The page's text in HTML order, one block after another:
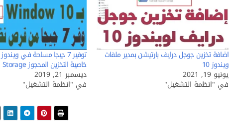
اضافة تخزين جوجل درايف بارتيشن بمدير ملفات
ويندوز 10
يونيو 19, 2021
في "انظمة التشغيل"
خاصية التخزين المحجوز Reserved Storage
ديسمبر 21, 2019
في "انظمة التشغيل"